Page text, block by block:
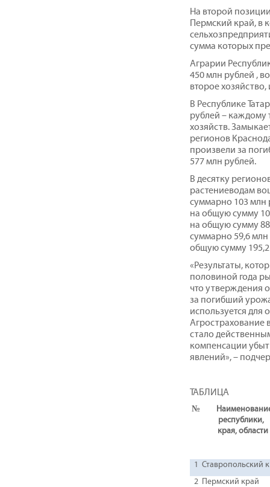
На второй
Пермский край, в
сумма которых
Аграрии
450 млн рублей ,
второе
В Республике
рублей – каждому
хозяйств.
регионов
произвели за
577 млн рублей.
В десятку
растениеводам
суммарно 103 млн
на общую сумму
на общую сумму
суммарно 59,6 млн
общую сумму
«Результаты,
половиной года
что утверждения
за погибший
используется для
Агрострахование
стало
компенсации
явлений», –
ТАБЛИЦА
№
республики,
края, области
1 Ставропольский
2 Пермский край